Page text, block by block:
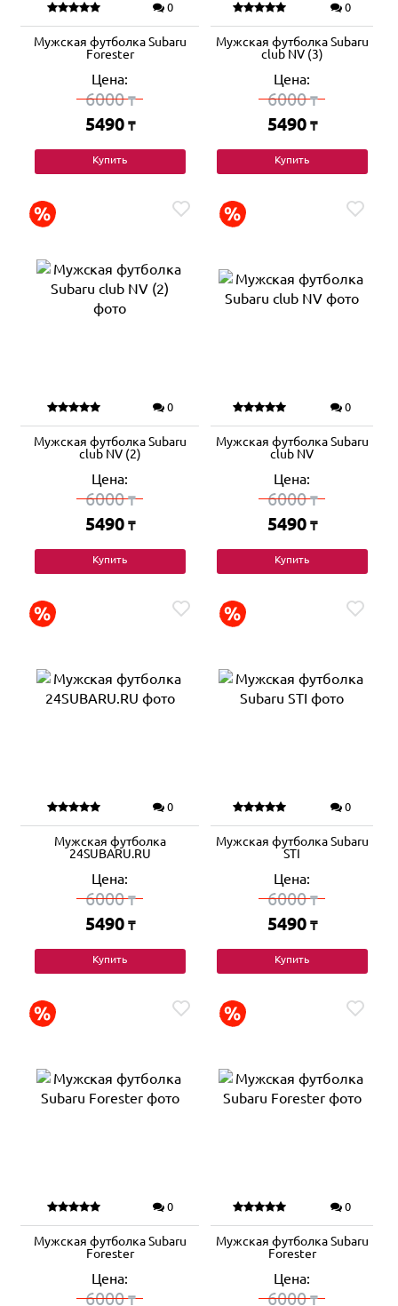
0
Мужская футболка Subaru
Forester
Цена:
6000₸
5490 ₸
Купить
0
Мужская футболка Subaru
club NV (3)
Цена:
6000₸
5490 ₸
Купить
0
Мужская футболка Subaru
club NV (2)
Цена:
6000₸
5490 ₸
Купить
0
Мужская футболка Subaru
club NV
Цена:
6000₸
5490 ₸
Купить
0
Мужская футболка
24SUBARU.RU
Цена:
6000₸
5490 ₸
Купить
0
Мужская футболка Subaru
STI
Цена:
6000₸
5490 ₸
Купить
0
Мужская футболка Subaru
Forester
Цена:
6000₸
0
Мужская футболка Subaru
Forester
Цена:
6000₸